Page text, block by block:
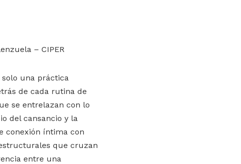
– CIPER
solo una práctica
de cada rutina de
se entrelazan con lo
del cansancio y la
conexión íntima con
que cruzan
entre una